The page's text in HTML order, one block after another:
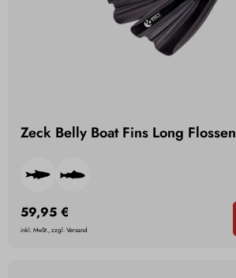
Zeck Belly Boat Fins Long Flossen
59,95 €
inkl. MwSt., zzgl. Versand